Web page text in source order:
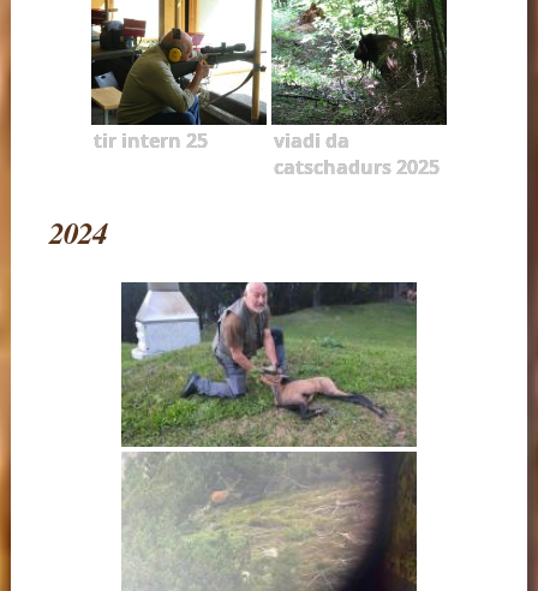
tir intern 25
viadi da
catschadurs 2025
2024